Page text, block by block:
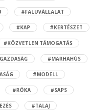
#FALUVÁLLALAT
#KAP #KERTÉSZET
#KÖZVETLEN TÁMOGATÁS
#MARHAHÚS
#MODELL
#RÓKA #SAPS
#TALAJ